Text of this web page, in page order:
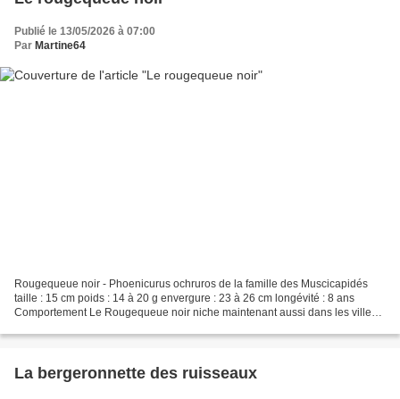
Publié le 13/05/2026 à 07:00
Par Martine64
Rougequeue noir - Phoenicurus ochruros de la famille des Muscicapidés
taille : 15 cm poids : 14 à 20 g envergure : 23 à 26 cm longévité : 8 ans
Comportement Le Rougequeue noir niche maintenant aussi dans les villes,
La bergeronnette des ruisseaux